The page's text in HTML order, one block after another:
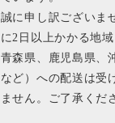
誠に申し訳ございま
に2日以上かかる地域
青森県、鹿児島県、
など）への配送は受
ません。ご了承くだ